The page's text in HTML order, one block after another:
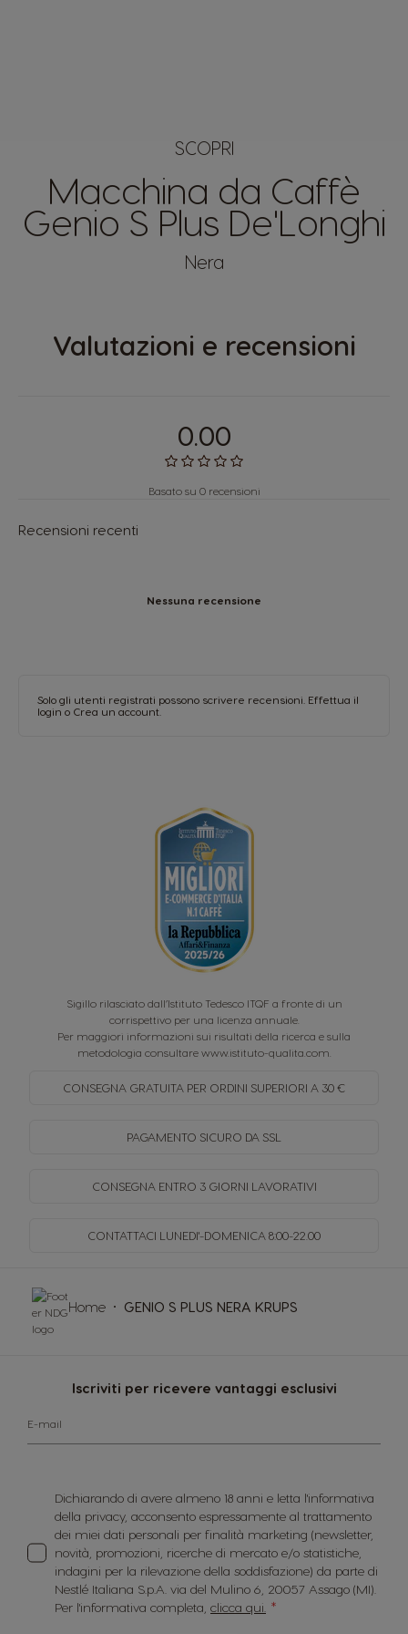
SCOPRI
Macchina da Caffè
Genio S Plus De'Longhi
Nera
Valutazioni e recensioni
0.00
Basato su 0 recensioni
Recensioni recenti
Nessuna recensione
Solo gli utenti registrati possono scrivere recensioni. Effettua il
login o Crea un account
Sigillo rilasciato dall’Istituto Tedesco ITQF a fronte di un
corrispettivo per una licenza annuale.
Per maggiori informazioni sui risultati della ricerca e sulla
metodologia consultare www.istituto-qualita.com
CONSEGNA GRATUITA PER ORDINI SUPERIORI A 30 €
PAGAMENTO SICURO DA SSL
CONSEGNA ENTRO 3 GIORNI LAVORATIVI
CONTATTACI LUNEDI'-DOMENICA 8:00-22.00
Iscriviti per ricevere vantaggi esclusivi
E-mail
Dichiarando di avere almeno 18 anni e letta l'informativa
della privacy, acconsento espressamente al trattamento
dei miei dati personali per finalità marketing (newsletter,
novità, promozioni, ricerche di mercato e/o statistiche,
indagini per la rilevazione della soddisfazione) da parte di
Nestlé Italiana S.p.A. via del Mulino 6, 20057 Assago (MI).
Per l'informativa completa, clicca qui.
Home GENIO S PLUS NERA KRUPS